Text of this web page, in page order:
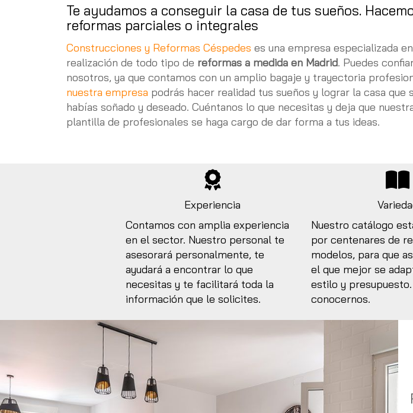
Te ayudamos a conseguir la casa de tus sueños.
reformas parciales o integrales
Construcciones y Reformas Céspedes es una empresa especializada
realización de todo tipo de reformas a medida en Madrid. Puedes
nosotros, ya que contamos con un amplio bagaje y trayectoria
nuestra empresa podrás hacer realidad tus sueños y lograr la casa que
habías soñado y deseado. Cuéntanos lo que necesitas y deja que
plantilla de profesionales se haga cargo de dar forma a tus ideas.
Experiencia
Contamos con amplia experiencia
en el sector. Nuestro personal te
asesorará personalmente, te
ayudará a encontrar lo que
necesitas y te facilitará toda la
información que le solicites.
Nuestro catálogo
por centenares de
modelos, para que
el que mejor se
estilo y presupuesto.
conocernos.